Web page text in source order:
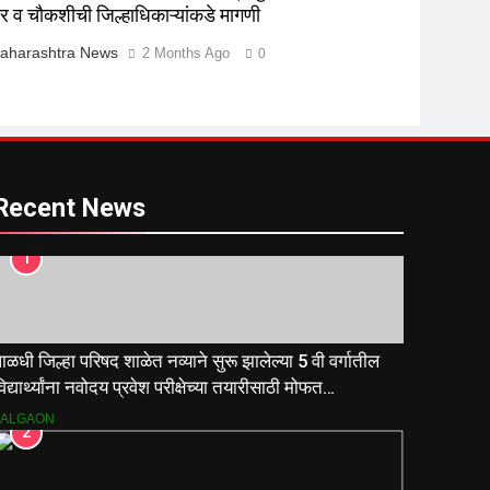
व चौकशीची जिल्हाधिकाऱ्यांकडे मागणी
News 2 Months Ago 0
News
1
जिल्हा परिषद शाळेत नव्याने सुरू झालेल्या 5 वी वर्गातील
नवोदय प्रवेश परीक्षेच्या तयारीसाठी मोफत
वाटप.
2